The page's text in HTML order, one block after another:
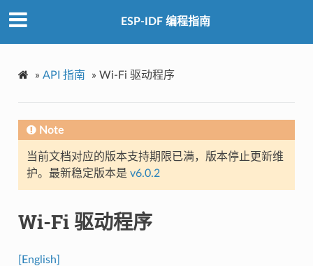
ESP-IDF 编程指南
» API 指南 » Wi-Fi 驱动程序
Note
当前文档对应的版本支持期限已满，版本停止更新维
护。最新稳定版本是 v6.0.2
Wi-Fi 驱动程序
[English]